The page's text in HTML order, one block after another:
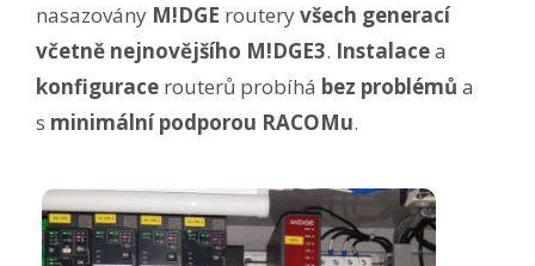
nasazovány M!DGE routeryvšech generací
včetně nejnovějšího M!DGE3. Instalacea
konfigurace routerů probíhá bez problémů a
s minimální podporou RACOMu.